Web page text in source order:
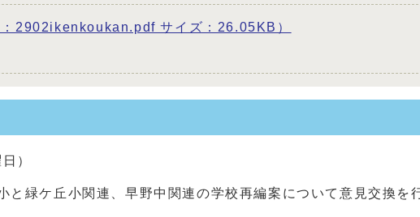
2902ikenkoukan.pdf サイズ：26.05KB）
）
と緑ケ丘小関連、早野中関連の学校再編案について意見交換を